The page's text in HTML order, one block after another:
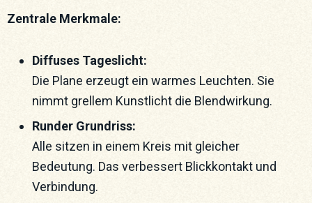
Zentrale Merkmale:
Diffuses Tageslicht:
Die Plane erzeugt ein warmes Leuchten. Sie
nimmt grellem Kunstlicht die Blendwirkung.
Runder Grundriss:
Alle sitzen in einem Kreis mit gleicher
Bedeutung. Das verbessert Blickkontakt und
Verbindung.